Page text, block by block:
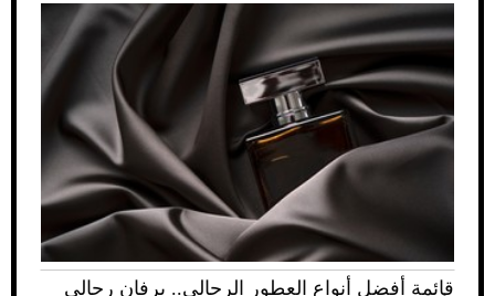
قائمة أفضل أنواع العطور الرجالي.. برفان رجالي